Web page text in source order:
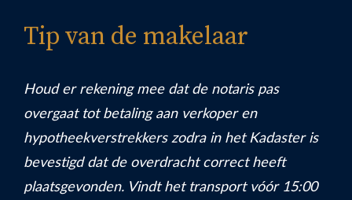
Tip van de makelaar
Houd er rekening mee dat de notaris pas
overgaat tot betaling aan verkoper en
hypotheekverstrekkers zodra in het Kadaster is
bevestigd dat de overdracht correct heeft
plaatsgevonden. Vindt het transport vóór 15:00